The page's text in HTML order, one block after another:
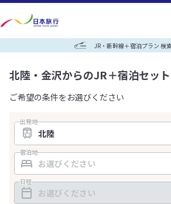
JR・新幹線＋宿泊プラン 検
北陸・金沢からのJR＋宿泊セッ
ご希望の条件をお選びください
出発地
宿泊地
日程